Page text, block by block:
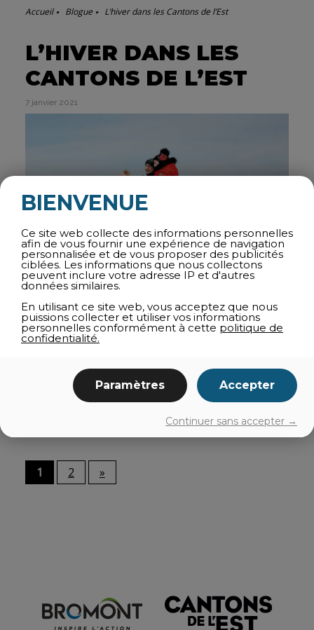
Accueil Blogue L’hiver dans les Cantons de l’Est
L’HIVER DANS LES
CANTONS DE L’EST
7 janvier 2021
L’hiver dans les Cantons de l’Est c’est des activités à
la tonne : Ski, raquettes, ski de fond,
agrotourisme et même un zoo l’hiver!
Lire la suite
1 2 »
BIENVENUE
Ce site web collecte des informations personnelles
afin de vous fournir une expérience de navigation
personnalisée et de vous proposer des publicités
ciblées. Les informations que nous collectons
peuvent inclure votre adresse IP et d'autres
données similaires.
En utilisant ce site web, vous acceptez que nous
puissions collecter et utiliser vos informations
personnelles conformément à cette politique de
confidentialité.
Paramètres Accepter
Continuer sans accepter →